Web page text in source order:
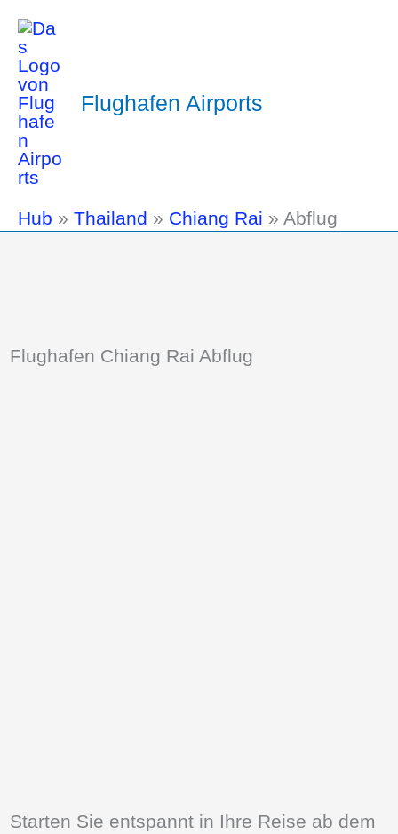
Flughafen Airports
Hub » Thailand » Chiang Rai » Abflug
Flughafen Chiang Rai Abflug
Starten Sie entspannt in Ihre Reise ab dem